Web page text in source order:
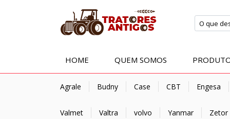
HOME QUEM SOMOS
Agrale Budny Case CBT Engesa
Valmet Valtra volvo Yanmar Zetor